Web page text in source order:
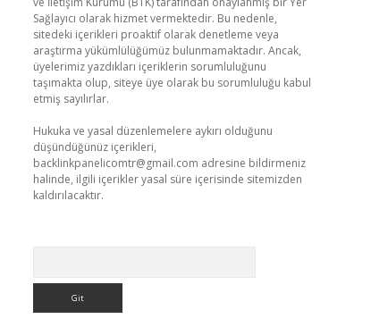
Sağlayıcı olarak hizmet vermektedir. Bu nedenle,
sitedeki içerikleri proaktif olarak denetleme veya
araştırma yükümlülüğümüz bulunmamaktadır. Ancak,
üyelerimiz yazdıkları içeriklerin sorumluluğunu
taşımakta olup, siteye üye olarak bu sorumluluğu kabul
etmiş sayılırlar.
Hukuka ve yasal düzenlemelere aykırı olduğunu
düşündüğünüz içerikleri,
backlinkpanelicomtr@gmail.com adresine bildirmeniz
halinde, ilgili içerikler yasal süre içerisinde sitemizden
kaldırılacaktır.